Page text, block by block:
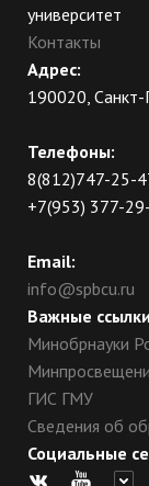
университет
Контакты
Адрес:
190020, Санкт-
Телефоны:
8(812)747-25-
+7(953) 377-
Email:
info@spbcu.ru
Важные
Минобрнауки
ГИС ГМУ
Сведения об
Социальные